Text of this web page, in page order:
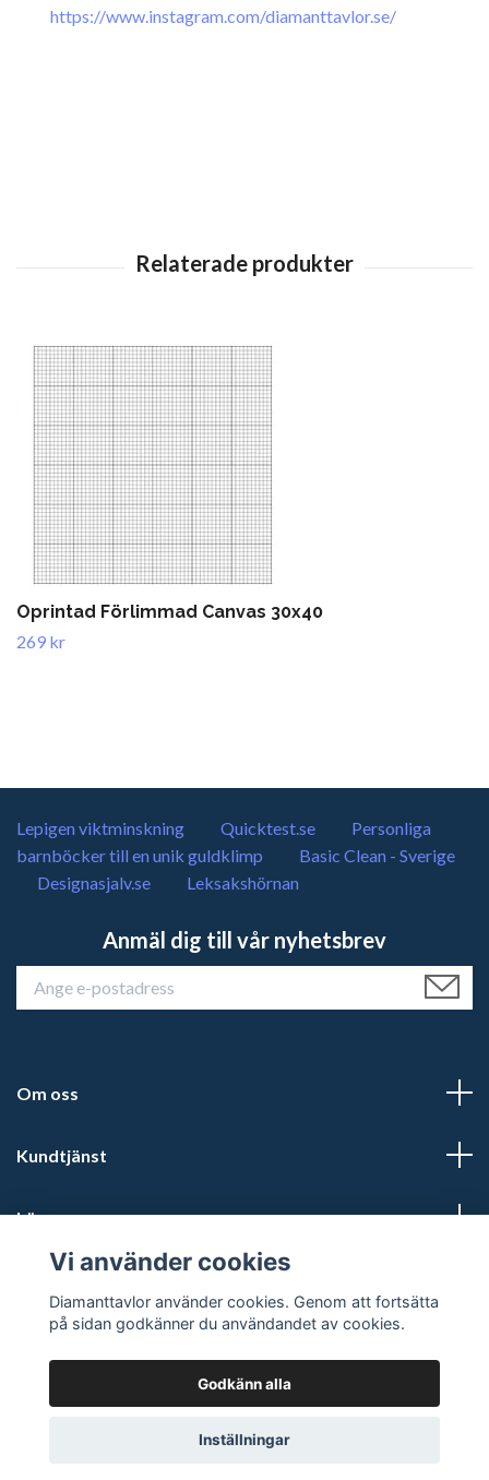
https://www.instagram.com/diamanttavlor.se/
Oprintad Förlimmad Canvas 30x40
269 kr
Lepigen viktminskning Quicktest.se
Personliga
barnböcker till en unik guldklimp
Basic Clean - Sverige
Designasjalv.se
Leksakshörnan
Anmäl dig till vår nyhetsbrev
Om oss
Kundtjänst
Läs mer
© 2026 Diamanttavlor
Vi använder cookies
Diamanttavlor använder cookies. Genom att fortsätta
på sidan godkänner du användandet av cookies.
Godkänn alla
Inställningar